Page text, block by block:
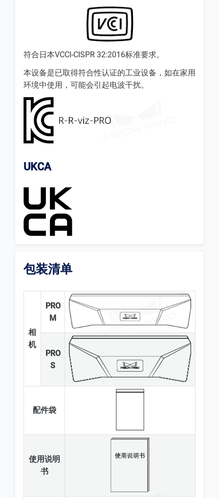
符合日本VCCI-CISPR 32:2016标准要求。
本设备是已取得符合性认证的工业设备，如在家用
环境中使用，可能会引起电波干扰。
UKCA
包装清单
相
机
PRO
M
PRO
S
配件袋
使用说明
书